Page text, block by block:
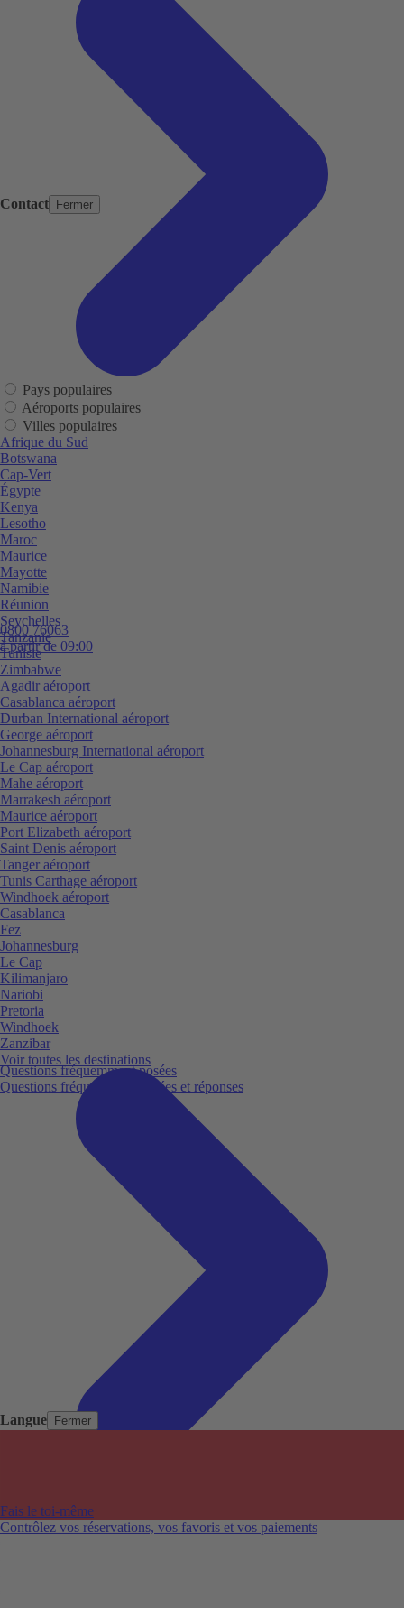
Langue Fermer
Contact Fermer
0800 76063
à partir de 09:00
Questions fréquemment posées
Questions fréquemment posées et réponses
Fais le toi-même
Contrôlez vos réservations, vos favoris et vos paiements
Pays populaires
Aéroports populaires
Villes populaires
Afrique du Sud
Botswana
Cap-Vert
Égypte
Kenya
Lesotho
Maroc
Maurice
Mayotte
Namibie
Réunion
Seychelles
Tanzanie
Tunisie
Zimbabwe
Agadir aéroport
Casablanca aéroport
Durban International aéroport
George aéroport
Johannesburg International aéroport
Le Cap aéroport
Mahe aéroport
Marrakesh aéroport
Maurice aéroport
Port Elizabeth aéroport
Saint Denis aéroport
Tanger aéroport
Tunis Carthage aéroport
Windhoek aéroport
Casablanca
Fez
Johannesburg
Le Cap
Kilimanjaro
Nariobi
Pretoria
Windhoek
Zanzibar
Voir toutes les destinations
Aéroports populaires
Villes populaires
Australie